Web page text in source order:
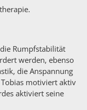
Rumpfstabilität
werden, ebenso
die Anspannung
motiviert aktiv
aktiviert seine